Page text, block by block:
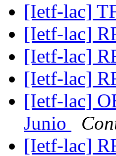
[Ietf-lac]
[Ietf-lac]
[Ietf-lac]
[Ietf-lac]
[Ietf-lac]
Junio
[Ietf-lac]